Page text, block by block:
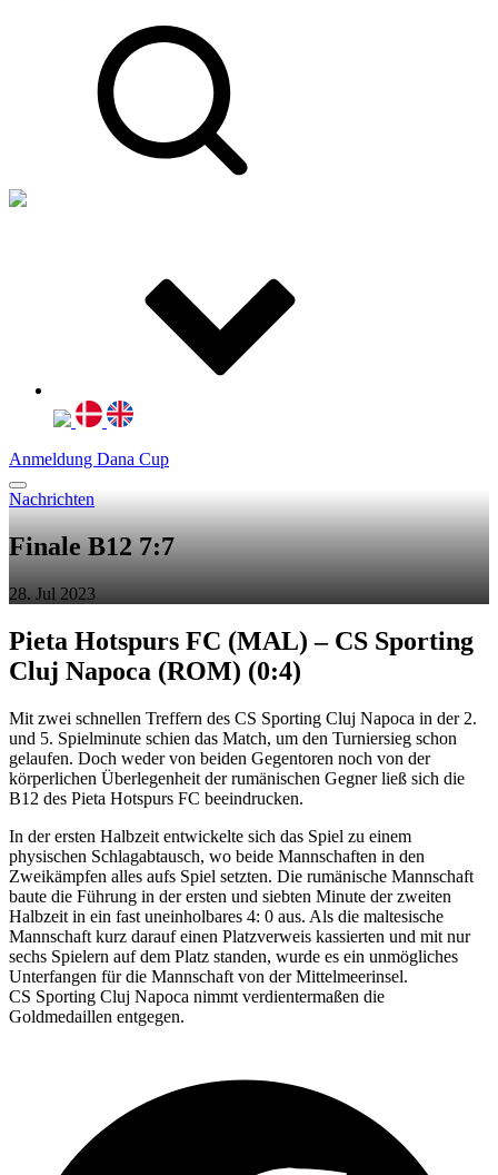
Anmeldung Dana Cup
Nachrichten
Finale B12 7:7
28. Jul 2023
Pieta Hotspurs FC (MAL) – CS Sporting
Cluj Napoca (ROM) (0:4)
Mit zwei schnellen Treffern des CS Sporting Cluj Napoca in der 2.
und 5. Spielminute schien das Match, um den Turniersieg schon
gelaufen. Doch weder von beiden Gegentoren noch von der
körperlichen Überlegenheit der rumänischen Gegner ließ sich die
B12 des Pieta Hotspurs FC beeindrucken.
In der ersten Halbzeit entwickelte sich das Spiel zu einem
physischen Schlagabtausch, wo beide Mannschaften in den
Zweikämpfen alles aufs Spiel setzten. Die rumänische Mannschaft
baute die Führung in der ersten und siebten Minute der zweiten
Halbzeit in ein fast uneinholbares 4: 0 aus. Als die maltesische
Mannschaft kurz darauf einen Platzverweis kassierten und mit nur
sechs Spielern auf dem Platz standen, wurde es ein unmögliches
Unterfangen für die Mannschaft von der Mittelmeerinsel.
CS Sporting Cluj Napoca nimmt verdientermaßen die
Goldmedaillen entgegen.